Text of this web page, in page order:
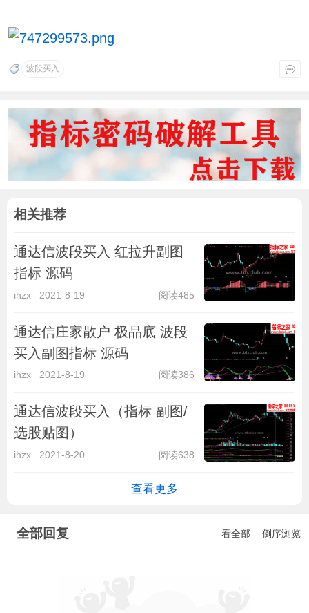
波段买入
相关推荐
通达信波段买入 红拉升副图
指标 源码
ihzx 2021-8-19 阅读485
通达信庄家散户 极品底 波段
买入副图指标 源码
ihzx 2021-8-19 阅读386
通达信波段买入（指标 副图/
选股贴图）
ihzx 2021-8-20 阅读638
查看更多
全部回复 看全部 倒序浏览